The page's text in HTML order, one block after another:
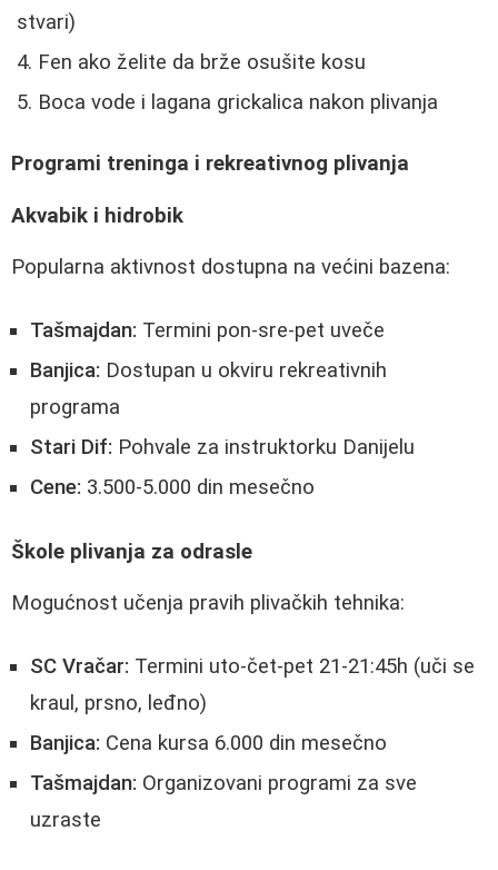
stvari)
Fen ako želite da brže osušite kosu
Boca vode i lagana grickalica nakon plivanja
Programi treninga i rekreativnog plivanja
Akvabik i hidrobik
Popularna aktivnost dostupna na većini bazena:
Tašmajdan: Termini pon-sre-pet uveče
Banjica: Dostupan u okviru rekreativnih
programa
Stari Dif: Pohvale za instruktorku Danijelu
Cene: 3.500-5.000 din mesečno
Škole plivanja za odrasle
Mogućnost učenja pravih plivačkih tehnika:
SC Vračar: Termini uto-čet-pet 21-21:45h (uči se
kraul, prsno, leđno)
Banjica: Cena kursa 6.000 din mesečno
Tašmajdan: Organizovani programi za sve
uzraste